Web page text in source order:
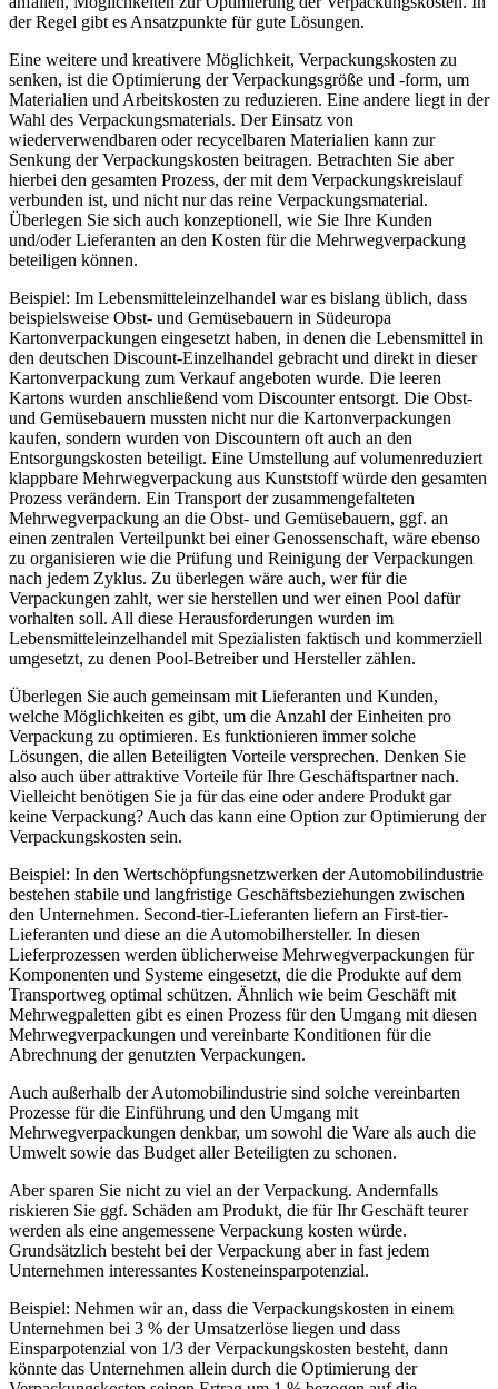
der Regel gibt es Ansatzpunkte für gute Lösungen.
Eine weitere und kreativere Möglichkeit, Verpackungskosten zu
senken, ist die Optimierung der Verpackungsgröße und -form, um
Materialien und Arbeitskosten zu reduzieren. Eine andere liegt in der
Wahl des Verpackungsmaterials. Der Einsatz von
wiederverwendbaren oder recycelbaren Materialien kann zur
Senkung der Verpackungskosten beitragen. Betrachten Sie aber
hierbei den gesamten Prozess, der mit dem Verpackungskreislauf
verbunden ist, und nicht nur das reine Verpackungsmaterial.
Überlegen Sie sich auch konzeptionell, wie Sie Ihre Kunden
und/oder Lieferanten an den Kosten für die Mehrwegverpackung
beteiligen können.
Beispiel: Im Lebensmitteleinzelhandel war es bislang üblich, dass
beispielsweise Obst- und Gemüsebauern in Südeuropa
Kartonverpackungen eingesetzt haben, in denen die Lebensmittel in
den deutschen Discount-Einzelhandel gebracht und direkt in dieser
Kartonverpackung zum Verkauf angeboten wurde. Die leeren
Kartons wurden anschließend vom Discounter entsorgt. Die Obst-
und Gemüsebauern mussten nicht nur die Kartonverpackungen
kaufen, sondern wurden von Discountern oft auch an den
Entsorgungskosten beteiligt. Eine Umstellung auf volumenreduziert
klappbare Mehrwegverpackung aus Kunststoff würde den gesamten
Prozess verändern. Ein Transport der zusammengefalteten
Mehrwegverpackung an die Obst- und Gemüsebauern, ggf. an
einen zentralen Verteilpunkt bei einer Genossenschaft, wäre ebenso
zu organisieren wie die Prüfung und Reinigung der Verpackungen
nach jedem Zyklus. Zu überlegen wäre auch, wer für die
Verpackungen zahlt, wer sie herstellen und wer einen Pool dafür
vorhalten soll. All diese Herausforderungen wurden im
Lebensmitteleinzelhandel mit Spezialisten faktisch und kommerziell
umgesetzt, zu denen Pool-Betreiber und Hersteller zählen.
Überlegen Sie auch gemeinsam mit Lieferanten und Kunden,
welche Möglichkeiten es gibt, um die Anzahl der Einheiten pro
Verpackung zu optimieren. Es funktionieren immer solche
Lösungen, die allen Beteiligten Vorteile versprechen. Denken Sie
also auch über attraktive Vorteile für Ihre Geschäftspartner nach.
Vielleicht benötigen Sie ja für das eine oder andere Produkt gar
keine Verpackung? Auch das kann eine Option zur Optimierung der
Verpackungskosten sein.
Beispiel: In den Wertschöpfungsnetzwerken der Automobilindustrie
bestehen stabile und langfristige Geschäftsbeziehungen zwischen
den Unternehmen. Second-tier-Lieferanten liefern an First-tier-
Lieferanten und diese an die Automobilhersteller. In diesen
Lieferprozessen werden üblicherweise Mehrwegverpackungen für
Komponenten und Systeme eingesetzt, die die Produkte auf dem
Transportweg optimal schützen. Ähnlich wie beim Geschäft mit
Mehrwegpaletten gibt es einen Prozess für den Umgang mit diesen
Mehrwegverpackungen und vereinbarte Konditionen für die
Abrechnung der genutzten Verpackungen.
Auch außerhalb der Automobilindustrie sind solche vereinbarten
Prozesse für die Einführung und den Umgang mit
Mehrwegverpackungen denkbar, um sowohl die Ware als auch die
Umwelt sowie das Budget aller Beteiligten zu schonen.
Aber sparen Sie nicht zu viel an der Verpackung. Andernfalls
riskieren Sie ggf. Schäden am Produkt, die für Ihr Geschäft teurer
werden als eine angemessene Verpackung kosten würde.
Grundsätzlich besteht bei der Verpackung aber in fast jedem
Unternehmen interessantes Kosteneinsparpotenzial.
Beispiel: Nehmen wir an, dass die Verpackungskosten in einem
Unternehmen bei 3 % der Umsatzerlöse liegen und dass
Einsparpotenzial von 1/3 der Verpackungskosten besteht, dann
könnte das Unternehmen allein durch die Optimierung der